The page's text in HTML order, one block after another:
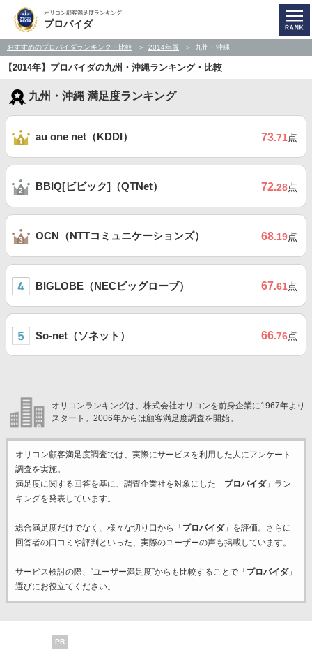
オリコン顧客満足度ランキング
プロバイダ
おすすめのプロバイダランキング・比較 2014年版 九州・沖縄
【2014年】プロバイダの九州・沖縄ランキング・比較
九州・沖縄 満足度ランキング
au one net（KDDI） 73.71点
BBIQ[ビビック]（QTNet） 72.28点
OCN（NTTコミュニケーションズ） 68.19点
BIGLOBE（NECビッグローブ） 67.61点
So-net（ソネット） 66.76点
オリコンランキングは、株式会社オリコンを前身企業に1967年より
スタート。2006年からは顧客満足度調査を開始。
オリコン顧客満足度調査では、実際にサービスを利用した 人にアンケート
調査を実施。
満足度に関する回答を基に、調査企業社を対象にした「 プロバイダ」ラン
キングを発表しています。
総合満足度だけでなく、様々な切り口から「 プロバイダ」を評価。さらに
回答者の口コミや評判といった、実際のユーザーの声も掲載しています。
サービス検討の際、“ユーザー満足度”からも比較することで「 プロバイダ」
選びにお役立てください。
PR